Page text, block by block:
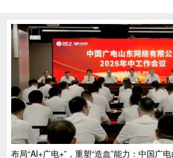
布局“AI+广电+”，重塑“造血”能力：中国广